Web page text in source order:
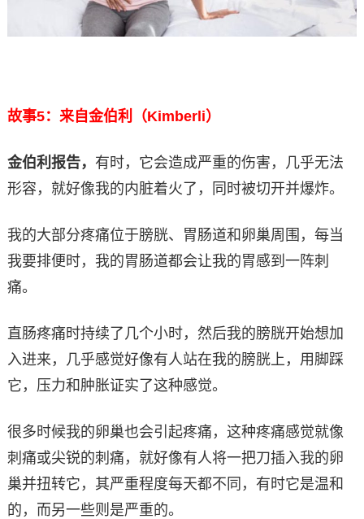
故事5：来自金伯利（Kimberli）
金伯利报告， 有时，它会造成严重的伤害，几乎无法
形容，就好像我的内脏着火了，同时被切开并爆炸。
我的大部分疼痛位于膀胱、胃肠道和卵巢周围，每当
我要排便时，我的胃肠道都会让我的胃感到一阵刺
痛。
直肠疼痛时持续了几个小时，然后我的膀胱开始想加
入进来，几乎感觉好像有人站在我的膀胱上，用脚踩
它，压力和肿胀证实了这种感觉。
很多时候我的卵巢也会引起疼痛，这种疼痛感觉就像
刺痛或尖锐的刺痛，就好像有人将一把刀插入我的卵
巢并扭转它，其严重程度每天都不同，有时它是温和
的，而另一些则是严重的。